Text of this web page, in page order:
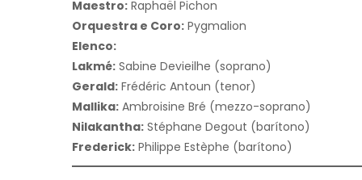
Maestro: Raphaël Pichon
Orquestra e Coro: Pygmalion
Elenco:
Lakmé: Sabine Devieilhe (soprano)
Gerald: Frédéric Antoun (tenor)
Mallika: Ambroisine Bré (mezzo-soprano)
Nilakantha: Stéphane Degout (barítono)
Frederick: Philippe Estèphe (barítono)